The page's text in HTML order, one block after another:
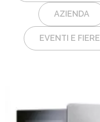
AZIENDA
EVENTI E FIERE